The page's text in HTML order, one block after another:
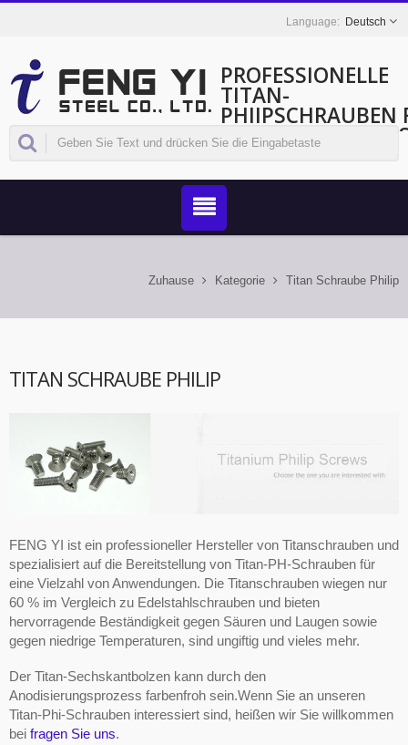
Deutsch
PROFESSIONELLE
TITAN-
PHIIPSCHRAUBEN
ANWENDUNGEN.
Zuhause Kategorie Titan Schraube Philip
TITAN SCHRAUBE PHILIP
FENG YI ist ein professioneller Hersteller von Titanschrauben und
spezialisiert auf die Bereitstellung von Titan-PH-Schrauben für
eine Vielzahl von Anwendungen. Die Titanschrauben wiegen nur
60 % im Vergleich zu Edelstahlschrauben und bieten
hervorragende Beständigkeit gegen Säuren und Laugen sowie
gegen niedrige Temperaturen, sind ungiftig und vieles mehr.
Der Titan-Sechskantbolzen kann durch den
Anodisierungsprozess farbenfroh sein.Wenn Sie an unseren
Titan-Phi-Schrauben interessiert sind, heißen wir Sie willkommen
bei fragen Sie uns.